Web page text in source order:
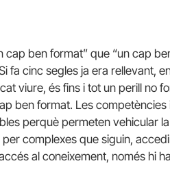
ben format” que “un cap
fa cinc segles ja era rellevant,
viure, és fins i tot un perill no
ben format. Les competències
perquè permeten vehicular
complexes que siguin,
al coneixement, només hi